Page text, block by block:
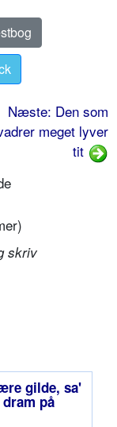
Næste: Den som
meget lyver
tit
skriv
gilde, sa'
på